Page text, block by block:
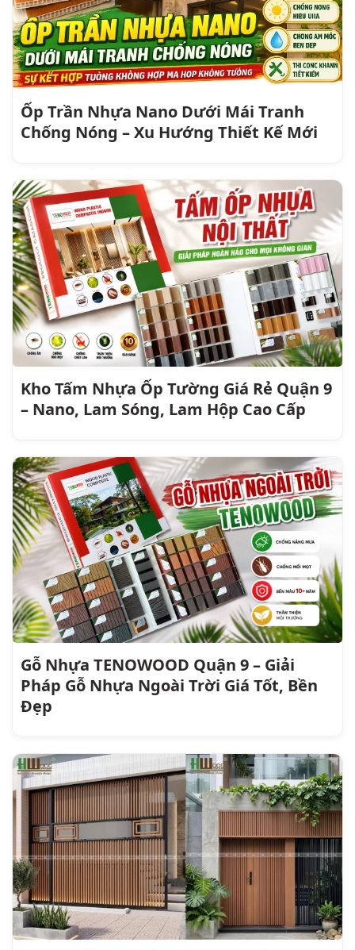
Ốp Trần Nhựa Nano Dưới Mái Tranh
Chống Nóng – Xu Hướng Thiết Kế Mới
Kho Tấm Nhựa Ốp Tường Giá Rẻ Quận 9
– Nano, Lam Sóng, Lam Hộp Cao Cấp
Gỗ Nhựa TENOWOOD Quận 9 – Giải
Pháp Gỗ Nhựa Ngoài Trời Giá Tốt, Bền
Đẹp